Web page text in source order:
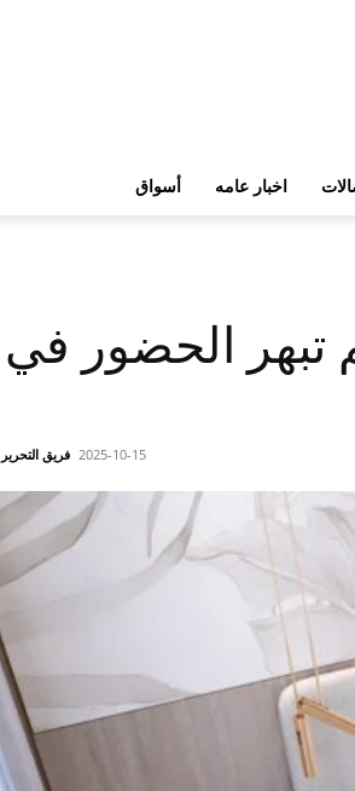
أسواق اخبار عامه
تبهر الحضور في
فريق التحرير 2025-10-15